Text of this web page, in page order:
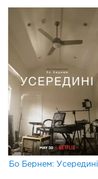
Бо Бернем: Усередині